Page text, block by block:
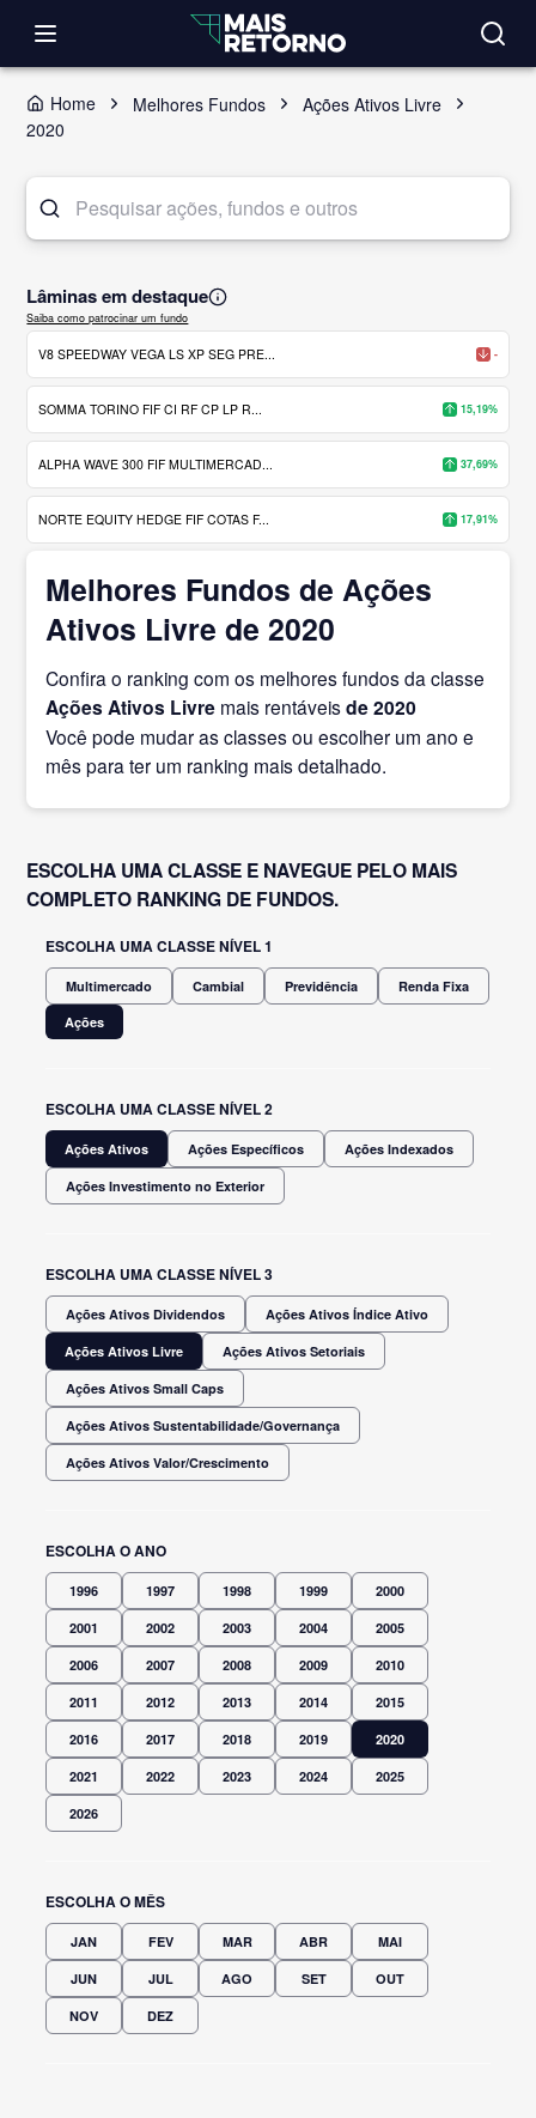
Home Melhores Fundos
Ações Ativos Livre
2020
Lâminas em destaque
Saiba como patrocinar um fundo
V8 SPEEDWAY VEGA LS XP SEG PRE... -
SOMMA TORINO FIF CI RF CP LP R... 15,19%
ALPHA WAVE 300 FIF MULTIMERCAD... 37,69%
NORTE EQUITY HEDGE FIF COTAS F... 17,91%
Melhores Fundos de Ações
Ativos Livre de 2020
Confira o ranking com os melhores fundos da classe
Ações Ativos Livre mais rentáveisde 2020
Você pode mudar as classes ou escolher um ano e
mês para ter um ranking mais detalhado.
ESCOLHA UMA CLASSE E NAVEGUE PELO MAIS
COMPLETO RANKING DE FUNDOS.
ESCOLHA UMA CLASSE NÍVEL 1
Multimercado Cambial Previdência
Renda Fixa
Ações
ESCOLHA UMA CLASSE NÍVEL 2
Ações Ativos Ações Específicos Ações Indexados
Ações Investimento no Exterior
ESCOLHA UMA CLASSE NÍVEL 3
Ações Ativos Dividendos Ações Ativos Índice Ativo
Ações Ativos Livre Ações Ativos Setoriais
Ações Ativos Small Caps
Ações Ativos Sustentabilidade/Governança
Ações Ativos Valor/Crescimento
ESCOLHA O ANO
1996 1997 1998 1999 2000
2001 2002 2003 2004 2005
2006 2007 2008 2009 2010
2011 2012 2013 2014 2015
2016 2017 2018 2019 2020
2021 2022 2023 2024 2025
2026
ESCOLHA O MÊS
JAN FEV MAR ABR MAI
JUN JUL AGO SET OUT
NOV DEZ